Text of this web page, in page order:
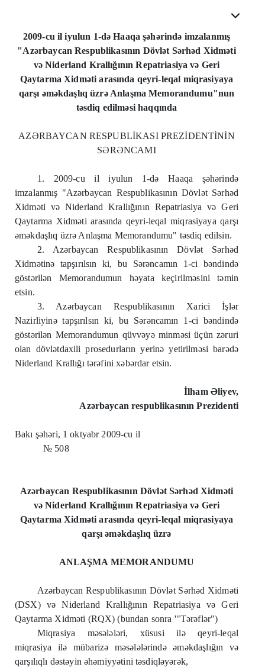
2009-cu il iyulun 1-də Haaqa şəhərində imzalanmış
"Azərbaycan Respublikasının Dövlət Sərhəd Xidməti
və Niderland Krallığının Repatriasiya və Geri
Qaytarma Xidməti arasında qeyri-leqal miqrasiyaya
qarşı əməkdaşlıq üzrə Anlaşma Memorandumu"nun
təsdiq edilməsi haqqında
AZƏRBAYCAN RESPUBLİKASI PREZİDENTİNİN
SƏRƏNCAMI
1. 2009-cu il iyulun 1-də Haaqa şəhərində
imzalanmış "Azərbaycan Respublikasının Dövlət Sərhəd
Xidməti və Niderland Krallığının Repatriasiya və Geri
Qaytarma Xidməti arasında qeyri-leqal miqrasiyaya qarşı
əməkdaşlıq üzrə Anlaşma Memorandumu" təsdiq edilsin.
2. Azərbaycan Respublikasının Dövlət Sərhəd
Xidmətinə tapşırılsın ki, bu Sərəncamın 1-ci bəndində
göstərilən Memorandumun həyata keçirilməsini təmin
etsin.
3. Azərbaycan Respublikasının Xarici İşlər
Nazirliyinə tapşırılsın ki, bu Sərəncamın 1-ci bəndində
göstərilən Memorandumun qüvvəyə minməsi üçün zəruri
olan dövlətdaxili prosedurların yerinə yetirilməsi barədə
Niderland Krallığı tərəfini xəbərdar etsin.
İlham Əliyev,
Azərbaycan respublikasının Prezidenti
Bakı şəhəri, 1 oktyabr 2009-cu il
№ 508
Azərbaycan Respublikasının Dövlət Sərhəd Xidməti
və Niderland Krallığının Repatriasiya və Geri
Qaytarma Xidməti arasında qeyri-leqal miqrasiyaya
qarşı əməkdaşlıq üzrə
ANLAŞMA MEMORANDUMU
Azərbaycan Respublikasının Dövlət Sərhəd Xidməti
(DSX) və Niderland Krallığının Repatriasiya və Geri
Qaytarma Xidməti (RQX) (bundan sonra '"Tərəflər")
Miqrasiya məsələləri, xüsusi ilə qeyri-leqal
miqrasiya ilə mübarizə məsələlərində əməkdaşlığın və
qarşılıqlı dəstəyin əhəmiyyətini təsdiqləyərək,